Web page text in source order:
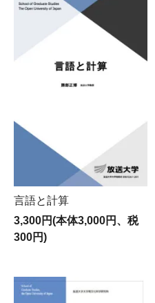
言語と計算
3,300円(本体3,000円、税
300円)